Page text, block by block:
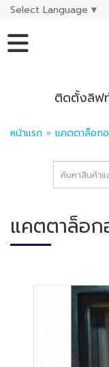
Select Language ▼
ติดตั้งลิฟ
หน้าแรก » แคตตาล็อก
แคตตาล็อก